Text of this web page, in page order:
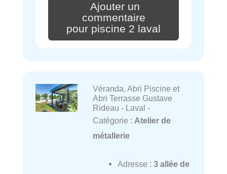
Ajouter un
commentaire
pour piscine 2 laval
Véranda, Abri Piscine et
Abri Terrasse Gustave
Rideau - Laval -
Catégorie : Atelier de
métallerie
Adresse : 3 allée de